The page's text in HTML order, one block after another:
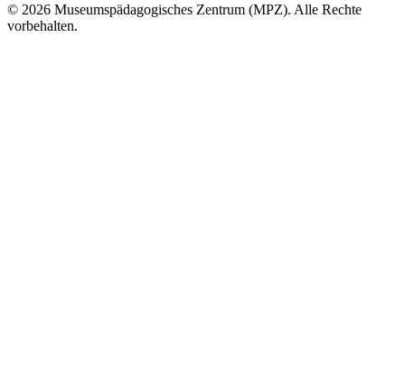
© 2026 Museumspädagogisches Zentrum (MPZ). Alle Rechte
vorbehalten.